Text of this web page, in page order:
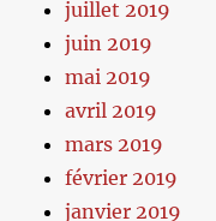
juillet 2019
juin 2019
mai 2019
avril 2019
mars 2019
février 2019
janvier 2019